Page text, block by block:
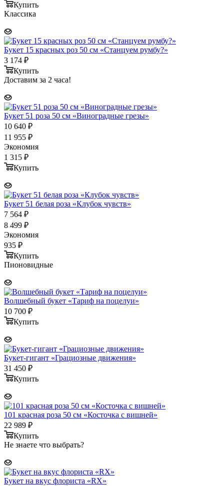
Купить
Классика
Букет 15 красных роз 50 см «Станцуем румбу?»
3 174 ₽
Купить
Доставим за 2 часа!
Букет 51 роза 50 см «Виноградные грезы»
10 640 ₽
11 955 ₽
Экономия
1 315 ₽
Купить
Букет 51 белая роза «Клубок чувств»
7 564 ₽
8 499 ₽
Экономия
935 ₽
Купить
Пионовидные
Волшебный букет «Тариф на поцелуи»
10 700 ₽
Купить
Букет-гигант «Грациозные движения»
31 450 ₽
Купить
101 красная роза 50 см «Косточка с вишней»
22 989 ₽
Купить
Не знаете что выбрать?
Букет на вкус флориста «RX»